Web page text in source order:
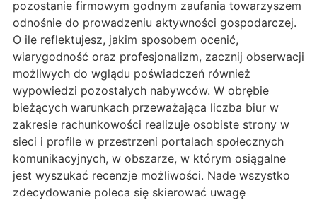
pozostanie firmowym godnym zaufania towarzyszem
odnośnie do prowadzeniu aktywności gospodarczej.
O ile reflektujesz, jakim sposobem ocenić,
wiarygodność oraz profesjonalizm, zacznij obserwacji
możliwych do wglądu poświadczeń również
wypowiedzi pozostałych nabywców. W obrębie
bieżących warunkach przeważająca liczba biur w
zakresie rachunkowości realizuje osobiste strony w
sieci i profile w przestrzeni portalach społecznych
komunikacyjnych, w obszarze, w którym osiągalne
jest wyszukać recenzje możliwości. Nade wszystko
zdecydowanie poleca się skierować uwagę